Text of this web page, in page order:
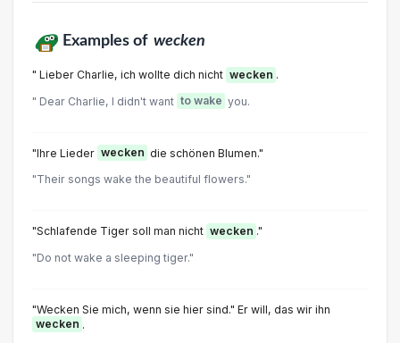
Examples of wecken
" Lieber Charlie, ich wollte dich nicht wecken .
" Dear Charlie, I didn't want to wake you.
"Ihre Lieder wecken die schönen Blumen."
"Their songs wake the beautiful flowers."
"Schlafende Tiger soll man nicht wecken ."
"Do not wake a sleeping tiger."
"Wecken Sie mich, wenn sie hier sind." Er will, das wir ihn
wecken .